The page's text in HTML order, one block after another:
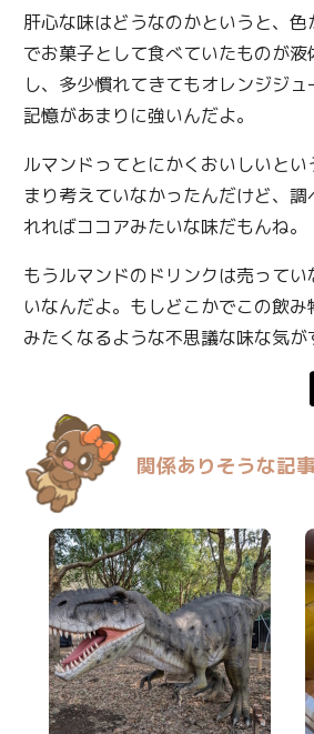
肝心な味はどうなのかというと、
でお菓子として食べていたものが
し、多少慣れてきてもオレンジジ
記憶があまりに強いんだよ。
ルマンドってとにかくおいしいと
まり考えていなかったんだけど、
れればココアみたいな味だもんね。
もうルマンドのドリンクは売って
いなんだよ。もしどこかでこの飲
みたくなるような不思議な味な気が
関係ありそうな記事